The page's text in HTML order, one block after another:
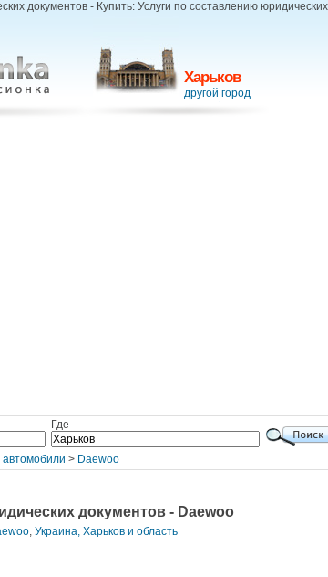
документов - Купить: Услуги по составлению
Харьков
другой город
Где
автомобили > Daewoo
документов - Daewoo
, Украина, Харьков и область